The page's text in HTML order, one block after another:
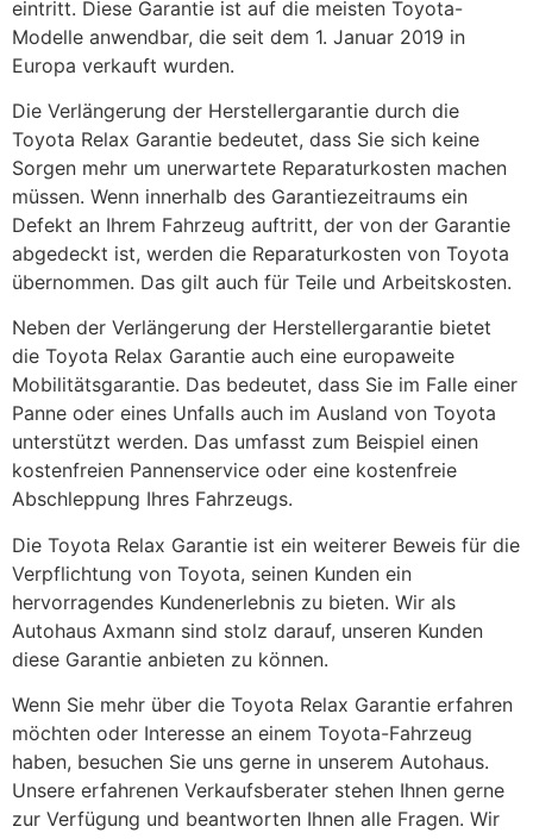
eintritt. Diese Garantie ist auf die meisten Toyota-
Modelle anwendbar, die seit dem 1. Januar 2019 in
Europa verkauft wurden.
Die Verlängerung der Herstellergarantie durch die
Toyota Relax Garantie bedeutet, dass Sie sich keine
Sorgen mehr um unerwartete Reparaturkosten machen
müssen. Wenn innerhalb des Garantiezeitraums ein
Defekt an Ihrem Fahrzeug auftritt, der von der Garantie
abgedeckt ist, werden die Reparaturkosten von Toyota
übernommen. Das gilt auch für Teile und Arbeitskosten.
Neben der Verlängerung der Herstellergarantie bietet
die Toyota Relax Garantie auch eine europaweite
Mobilitätsgarantie. Das bedeutet, dass Sie im Falle einer
Panne oder eines Unfalls auch im Ausland von Toyota
unterstützt werden. Das umfasst zum Beispiel einen
kostenfreien Pannenservice oder eine kostenfreie
Abschleppung Ihres Fahrzeugs.
Die Toyota Relax Garantie ist ein weiterer Beweis für die
Verpflichtung von Toyota, seinen Kunden ein
hervorragendes Kundenerlebnis zu bieten. Wir als
Autohaus Axmann sind stolz darauf, unseren Kunden
diese Garantie anbieten zu können.
Wenn Sie mehr über die Toyota Relax Garantie erfahren
möchten oder Interesse an einem Toyota-Fahrzeug
haben, besuchen Sie uns gerne in unserem Autohaus.
Unsere erfahrenen Verkaufsberater stehen Ihnen gerne
zur Verfügung und beantworten Ihnen alle Fragen. Wir